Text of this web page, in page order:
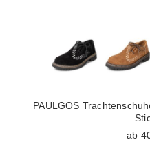
PAULGOS
ab